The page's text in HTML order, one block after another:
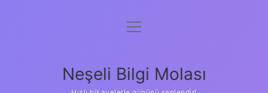
Anasayfa
Yasal Uyarı
menüyü
Neşeli Bilgi Molası